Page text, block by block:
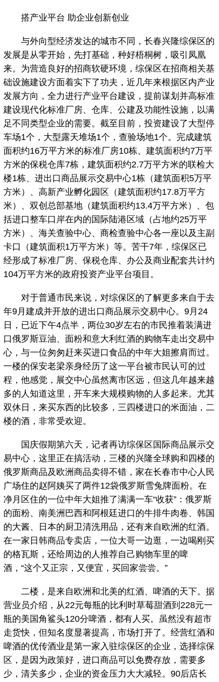
搭产业平台 助企业创新创业
与外向型经济发达的城市不同，长春兴隆综保区的
发展是从零开始，先打基础，种好梧桐树，吸引凤凰
来。为营造良好的招商软硬环境，综保区在招商相关基
础设施建设方面着实下了功夫，近几年来根据区内产业
发展方向，全力进行产业平台建设，提前谋划并高标准
建设现代化标准厂房、仓库、公建及功能性设施，以满
足不同类型企业的需要。截至目前，投资建设了大型停
车场1个，大型露天堆场1个，查验场地1个。完成建筑
面积约16万平方米的标准厂房10栋、建筑面积约7万平
方米的保税仓库7栋，建筑面积约2.7万平方米的联检大
楼1栋、进出口商品展示交易中心1栋（建筑面积5万平
方米）、高新产业孵化园区（建筑面积约17.8万平方
米）、双创总部基地（建筑面积约13.4万平方米）、包
括进口整车口岸在内的国际陆港区域（占地约25万平
方米）、海关查验中心、商检查验中心各一座以及主副
卡口（建筑面积1万平方米）等。苦干7年，综保区已
经形成了标准厂房、保税仓库、办公及商业配套共计约
104万平方米的政府投资产业平台项目。
对于普通市民来说，对综保区的了解更多来自于去
年9月建成并开放的进出口商品展示交易中心。9月24
日，已近下午4点半，两位30岁左右的市民推着装满进
口俄罗斯豆油、面粉和意大利红酒的购物车走出交易中
心，与一位匆匆赶来买进口食品的中年大姐擦肩而过。
一楼的保安老梁亲身经历了这一平台被市民认可的过
程，他感觉，展交中心虽然离市区远，但这几年越来越
多的人知道这里，开车来大规模购物的人多起来。尤其
双休日，来买东西的比较多，三四楼进口的米面油，二
楼的酒，非常受欢迎。
国庆假期第六天，记者再访综保区国际商品展示交
易中心，这里正在搞活动，三楼的兴隆全球购和四楼的
俄罗斯商品及欧洲商品卖得不错，家在长春市中心人民
广场住的赵阿姨买了两件12袋俄罗斯雪兔牌面粉。在
净月区住的一位中年大姐推了满满一车“收获”：俄罗斯
的面粉、南美洲巴西和阿根廷进口的牛排牛肉卷、韩国
的大酱、日本的厨卫清洗用品，还有来自欧洲的红酒。
在一家日韩商品专卖店，一位大哥一边逛，一边喝刚买
的格瓦斯，还给周边的人推荐自己购物车里的啤
酒，“这个又正宗，又便宜，买回家尝尝。”
二楼，是来自欧洲和北美的红酒、啤酒的天下。据
营业员介绍，从22元每瓶的比利时草莓甜酒到228元一
瓶的美国角鲨头120分啤酒，都有人买。虽然没有超市
走货快，但知名度显著提高，市场打开了。经营红酒和
啤酒的优传酒业是第一家入驻综保区的企业，选择综保
区，是因为政策好，进口商品可以免费存放，需要多
少，清关多少，企业的资金压力大大减轻。90后店长